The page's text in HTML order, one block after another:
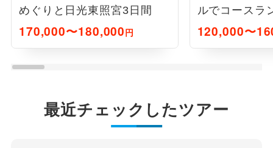
めぐりと日光東照宮3日間
170,000〜180,000円
ルでコースラ
間
120,000〜
最近チェックしたツアー